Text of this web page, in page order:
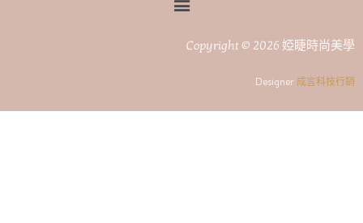
Copyright © 2026 婭睫時尚美學
Designer 成言科技行銷